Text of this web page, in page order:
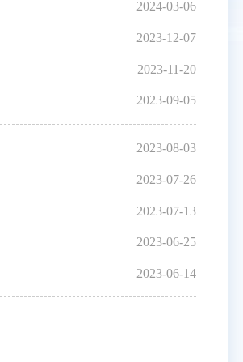
2024-03-06
2023-12-07
2023-11-20
2023-09-05
2023-08-03
2023-07-26
2023-07-13
2023-06-25
2023-06-14